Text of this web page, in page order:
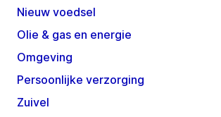
Nieuw voedsel
Olie & gas en energie
Omgeving
Persoonlijke verzorging
Zuivel